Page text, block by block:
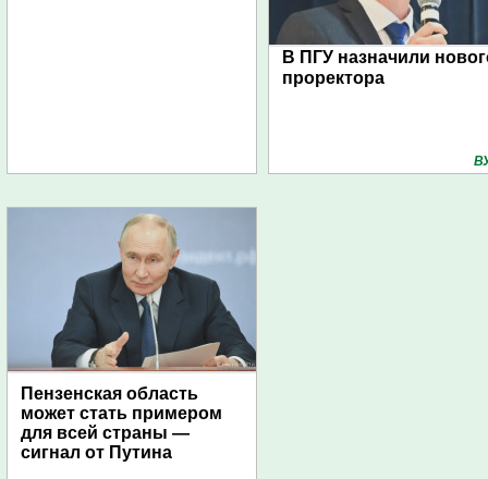
В ПГУ назначили
проректора
Пензенская область
может стать примером
для всей страны —
сигнал от Путина